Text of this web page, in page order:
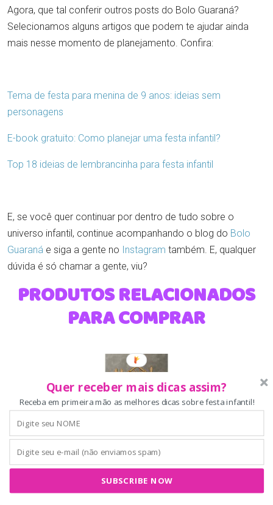
Agora, que tal conferir outros posts do Bolo Guaraná?
Selecionamos alguns artigos que podem te ajudar ainda
mais nesse momento de planejamento. Confira:
Tema de festa para menina de 9 anos: ideias sem
personagens
E-book gratuito: Como planejar uma festa infantil?
Top 18 ideias de lembrancinha para festa infantil
E, se você quer continuar por dentro de tudo sobre o
universo infantil, continue acompanhando o blog do Bolo
Guaraná e siga a gente no Instagram também. E, qualquer
dúvida é só chamar a gente, viu?
PRODUTOS RELACIONADOS
PARA COMPRAR
Kit 50 Unidades Decoração MDF Dia dos Pais
Lembrancinha | 12 x 10 cm, Suporte para Sonho
de Valsa, Ferramentas Decorativas, Escola e
Quer receber mais dicas assim?
Receba em primeira mão as melhores dicas sobre festa infantil!
SUBSCRIBE NOW